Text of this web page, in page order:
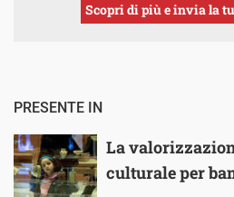
Scopri di più e invia la
PRESENTE IN
La
culturale per